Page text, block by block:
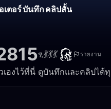
เตอร์บันทึกคลิปสั้น
ፂ💃💃💃 รายงาน
ตัวเองไว้ที่นี่ ดูบันทึกและคลิปได้